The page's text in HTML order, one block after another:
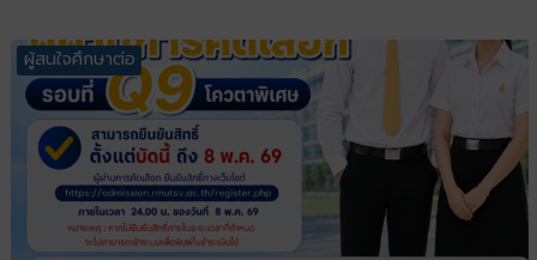
ผู้สนใจศึกษาต่อ